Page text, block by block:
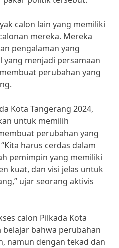
calon lain yang memiliki
mereka. Mereka
pengalaman yang
menjadi persamaan
perubahan yang
Kota Tangerang 2024,
untuk memilih
perubahan yang
harus cerdas dalam
pemimpin yang memiliki
kuat, dan visi jelas untuk
ujar seorang aktivis
calon Pilkada Kota
belajar bahwa perubahan
namun dengan tekad dan